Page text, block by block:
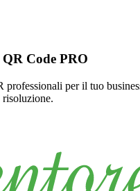
Code PRO
professionali per il tuo